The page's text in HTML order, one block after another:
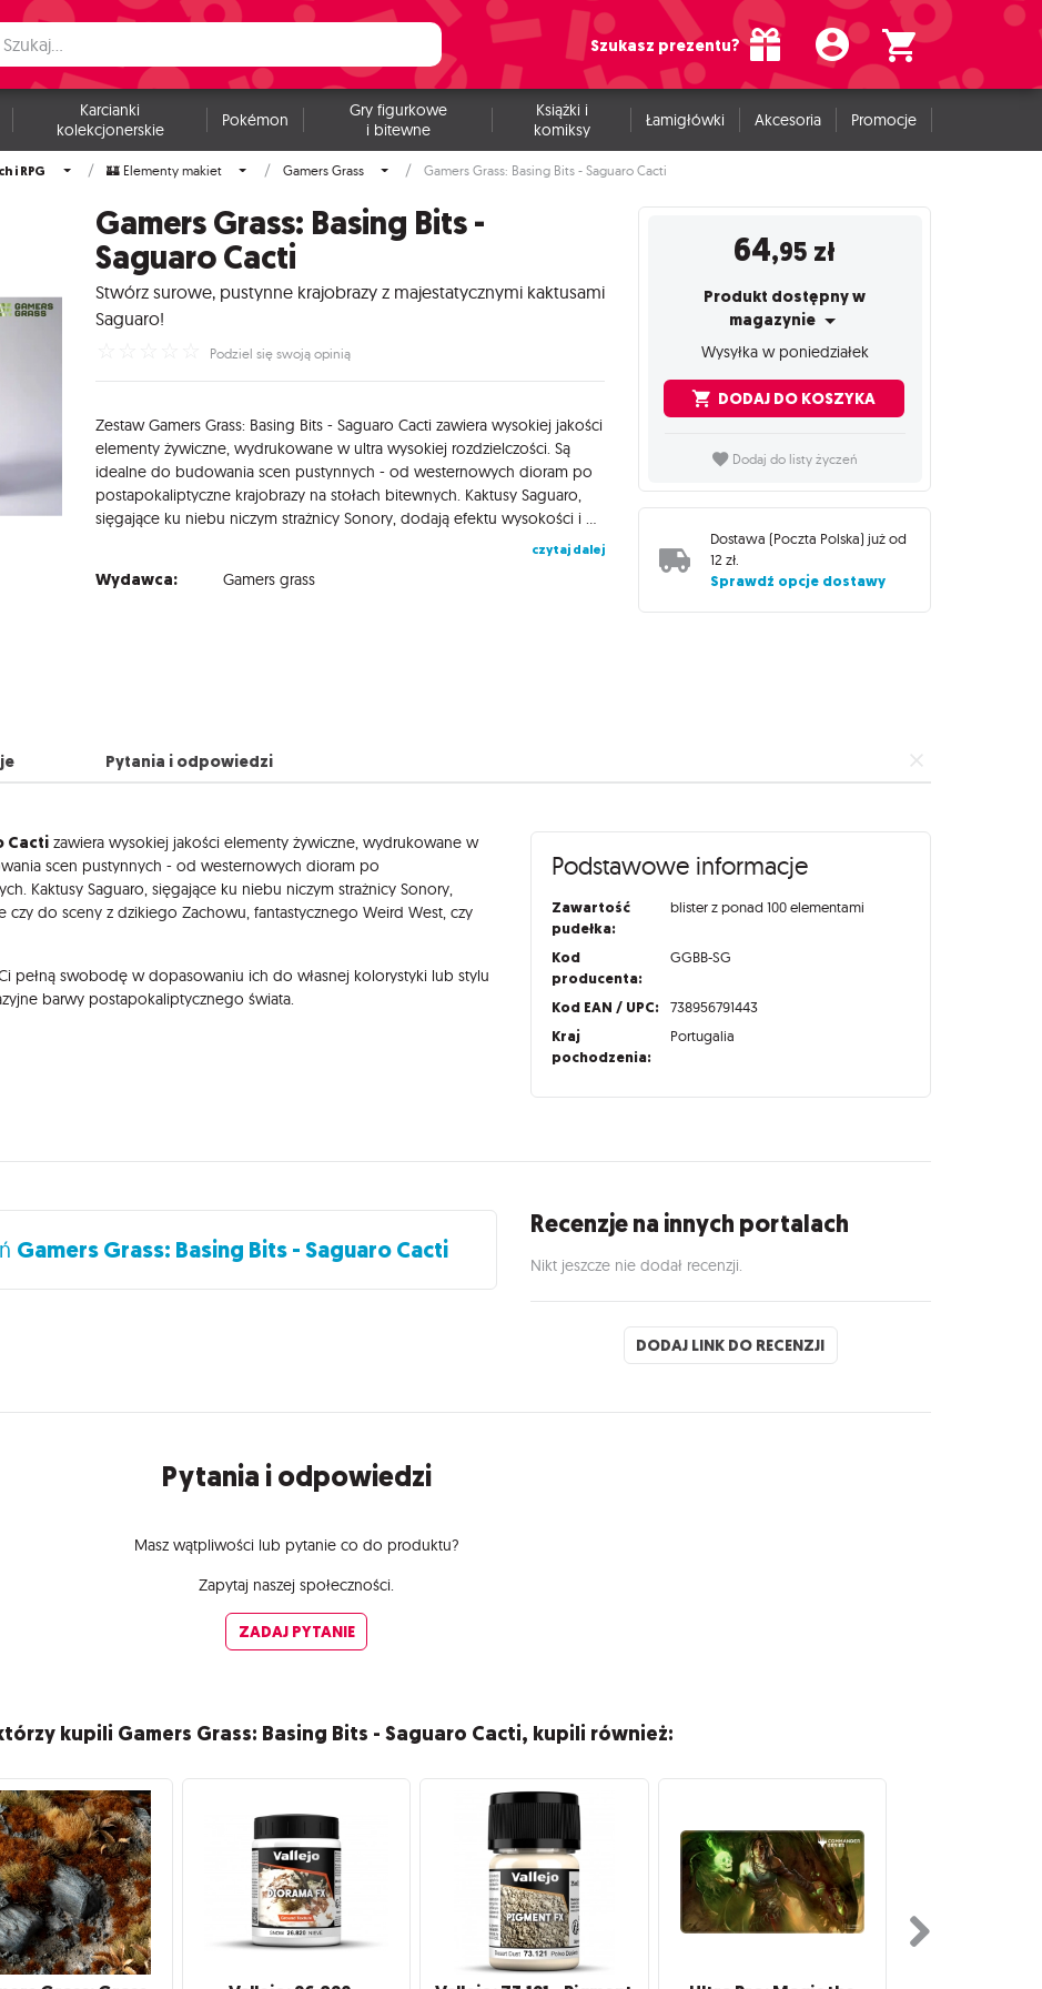
Szukasz prezentu?
Karcianki
kolekcjonerskie
Pokémon
Gry figurkowe
i bitewne
Książki i
komiksy
Łamigłówki Akcesoria Promocje
i RPG 🏰 Elementy makiet Gamers Grass Gamers Grass: Basing Bits - Saguaro Cacti
Gamers Grass: Basing Bits -
Saguaro Cacti
Stwórz surowe, pustynne krajobrazy z majestatycznymi kaktusami
Saguaro!
Podziel się swoją opinią
Zestaw Gamers Grass: Basing Bits - Saguaro Cacti zawiera wysokiej jakości
elementy żywiczne, wydrukowane w ultra wysokiej rozdzielczości. Są
idealne do budowania scen pustynnych - od westernowych dioram po
postapokaliptyczne krajobrazy na stołach bitewnych. Kaktusy Saguaro,
sięgające ku niebu niczym strażnicy Sonory, dodają efektu wysokości i dramatyzmu. Nieważne czy do sceny z dzikiego Zachowu, fantastycznego Weird West, czy Twojej pustynnej kampanii D&D! Wszystkie elementy są niepomalowane, co daje Ci pełną swobodę w dopasowaniu ich do własnej kolorystyki lub stylu - klasyczny piaskowy brąz, żywa zieleń, albo fantazyjne barwy postapokaliptycznego świata.
czytaj dalej
Wydawca: Gamers grass
64,95 zł
Produkt dostępny w
magazynie
Wysyłka w poniedziałek
DODAJ DO KOSZYKA
Dodaj do listy życzeń
Dostawa (Poczta Polska) już od
12 zł.
Sprawdź opcje dostawy
Pytania i odpowiedzi
Cacti zawiera wysokiej jakości elementy żywiczne, wydrukowane w
scen pustynnych - od westernowych dioram po
Kaktusy Saguaro, sięgające ku niebu niczym strażnicy Sonory,
do sceny z dzikiego Zachowu, fantastycznego Weird West, czy
pełną swobodę w dopasowaniu ich do własnej kolorystyki lub stylu
barwy postapokaliptycznego świata.
Podstawowe informacje
Zawartość
pudełka:
blister z ponad 100 elementami
Kod
producenta:
GGBB-SG
Kod EAN / UPC: 738956791443
Kraj
pochodzenia:
Portugalia
Gamers Grass: Basing Bits - Saguaro Cacti
Recenzje na innych portalach
Nikt jeszcze nie dodał recenzji.
DODAJ LINK DO RECENZJI
Pytania i odpowiedzi
Masz wątpliwości lub pytanie co do produktu?
Zapytaj naszej społeczności.
ZADAJ PYTANIE
kupili Gamers Grass: Basing Bits - Saguaro Cacti, kupili również: